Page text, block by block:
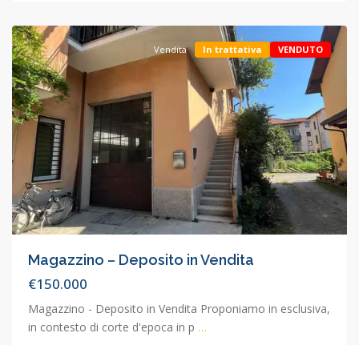
Vendita In trattativa VENDUTO
Magazzino – Deposito in Vendita
€150.000
Magazzino - Deposito in Vendita Proponiamo in esclusiva,
in contesto di corte d'epoca in p …